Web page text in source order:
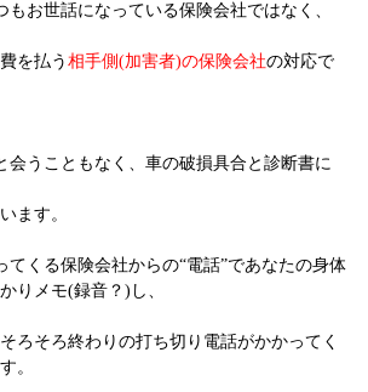
もお世話になっている保険会社ではなく、
を払う 相手側(加害者)の保険会社の対応で
会うこともなく、車の破損具合と診断書に
ます。
てくる保険会社からの“電話”であなたの身体
りメモ(録音？)し、
ろそろ終わりの打ち切り電話がかかってく
。